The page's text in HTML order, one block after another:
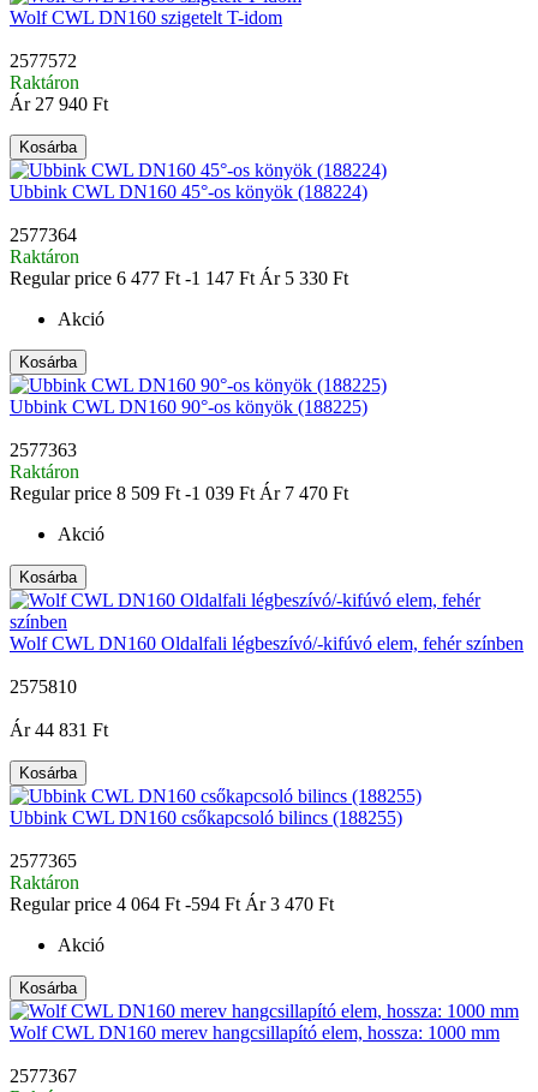
Wolf CWL DN160 szigetelt T-idom
2577572
Raktáron
Ár 27 940 Ft
Kosárba
Ubbink CWL DN160 45°-os könyök (188224)
2577364
Raktáron
Regular price 6 477 Ft -1 147 Ft Ár 5 330 Ft
Akció
Kosárba
Ubbink CWL DN160 90°-os könyök (188225)
2577363
Raktáron
Regular price 8 509 Ft -1 039 Ft Ár 7 470 Ft
Akció
Kosárba
Wolf CWL DN160 Oldalfali légbeszívó/-kifúvó elem, fehér színben
2575810
Ár 44 831 Ft
Kosárba
Ubbink CWL DN160 csőkapcsoló bilincs (188255)
2577365
Raktáron
Regular price 4 064 Ft -594 Ft Ár 3 470 Ft
Akció
Kosárba
Wolf CWL DN160 merev hangcsillapító elem, hossza: 1000 mm
2577367